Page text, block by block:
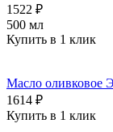
1522 ₽
500 мл
Купить в 1 клик
Масло оливковое
1614 ₽
Купить в 1 клик